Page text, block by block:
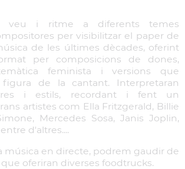
veu i ritme a diferents temes
per visibilitzar el paper de
de les últimes dècades, oferint
per composicions de dones,
feminista i versions que
de la cantant. Interpretaran
i estils, recordant i fent un
artistes com Ella Fritzgerald, Billie
Mercedes Sosa, Janis Joplin,
d'altres....
música en directe, podrem gaudir de
oferiran diverses foodtrucks.